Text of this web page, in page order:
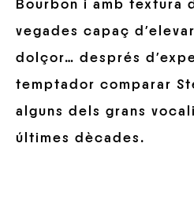
Bourbon i amb textura
vegades capaç
dolçor… després
temptador comparar
alguns dels grans
últimes dècades.